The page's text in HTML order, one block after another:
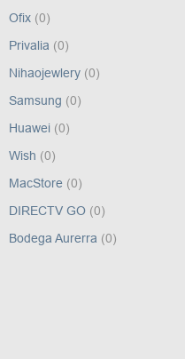
Ofix (0)
Privalia (0)
Nihaojewlery (0)
Samsung (0)
Huawei (0)
Wish (0)
MacStore (0)
DIRECTV GO (0)
Bodega Aurerra (0)